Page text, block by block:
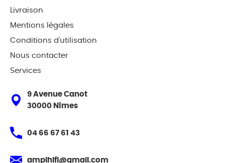
Livraison
Mentions légales
Conditions d'utilisation
Nous contacter
Services
9 Avenue Canot
30000 Nîmes
04 66 67 61 43
amplhifi@gmail.com